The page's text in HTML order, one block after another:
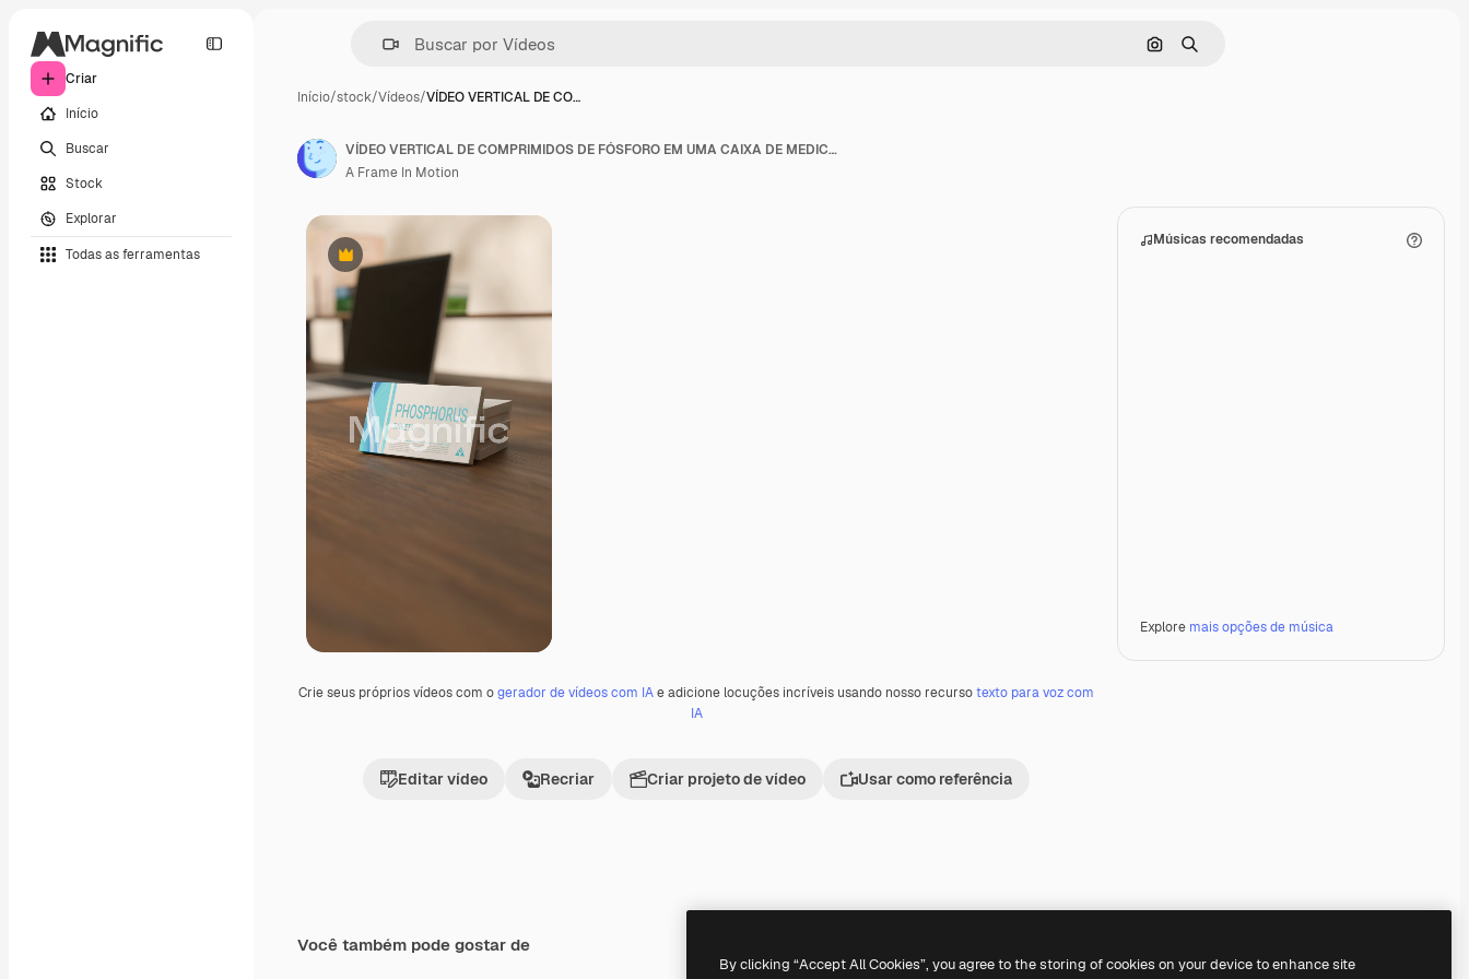
Criar
Início
Buscar
Stock
Explorar
Todas as ferramentas
Pesquisar por imagem
Buscar
Início/stock/Vídeos/VÍDEO VERTICAL DE CO…
Premium
Crie seus próprios vídeos com ogerador de vídeos com IAe adicione locuções incríveis usando nosso recursotexto para voz com
IA
Editar vídeo Recriar Criar projeto de vídeo Usar como referência
Músicas recomendadas
Explore mais opções de música
VÍDEO VERTICAL DE COMPRIMIDOS DE FÓSFORO EM UMA CAIXA DE MEDICAMENTOS
A Frame In Motion
Você também pode gostar de
Premium
Premium Premium
Premium
By clicking “Accept All Cookies”, you agree to the storing of cookies on your device to enhance site